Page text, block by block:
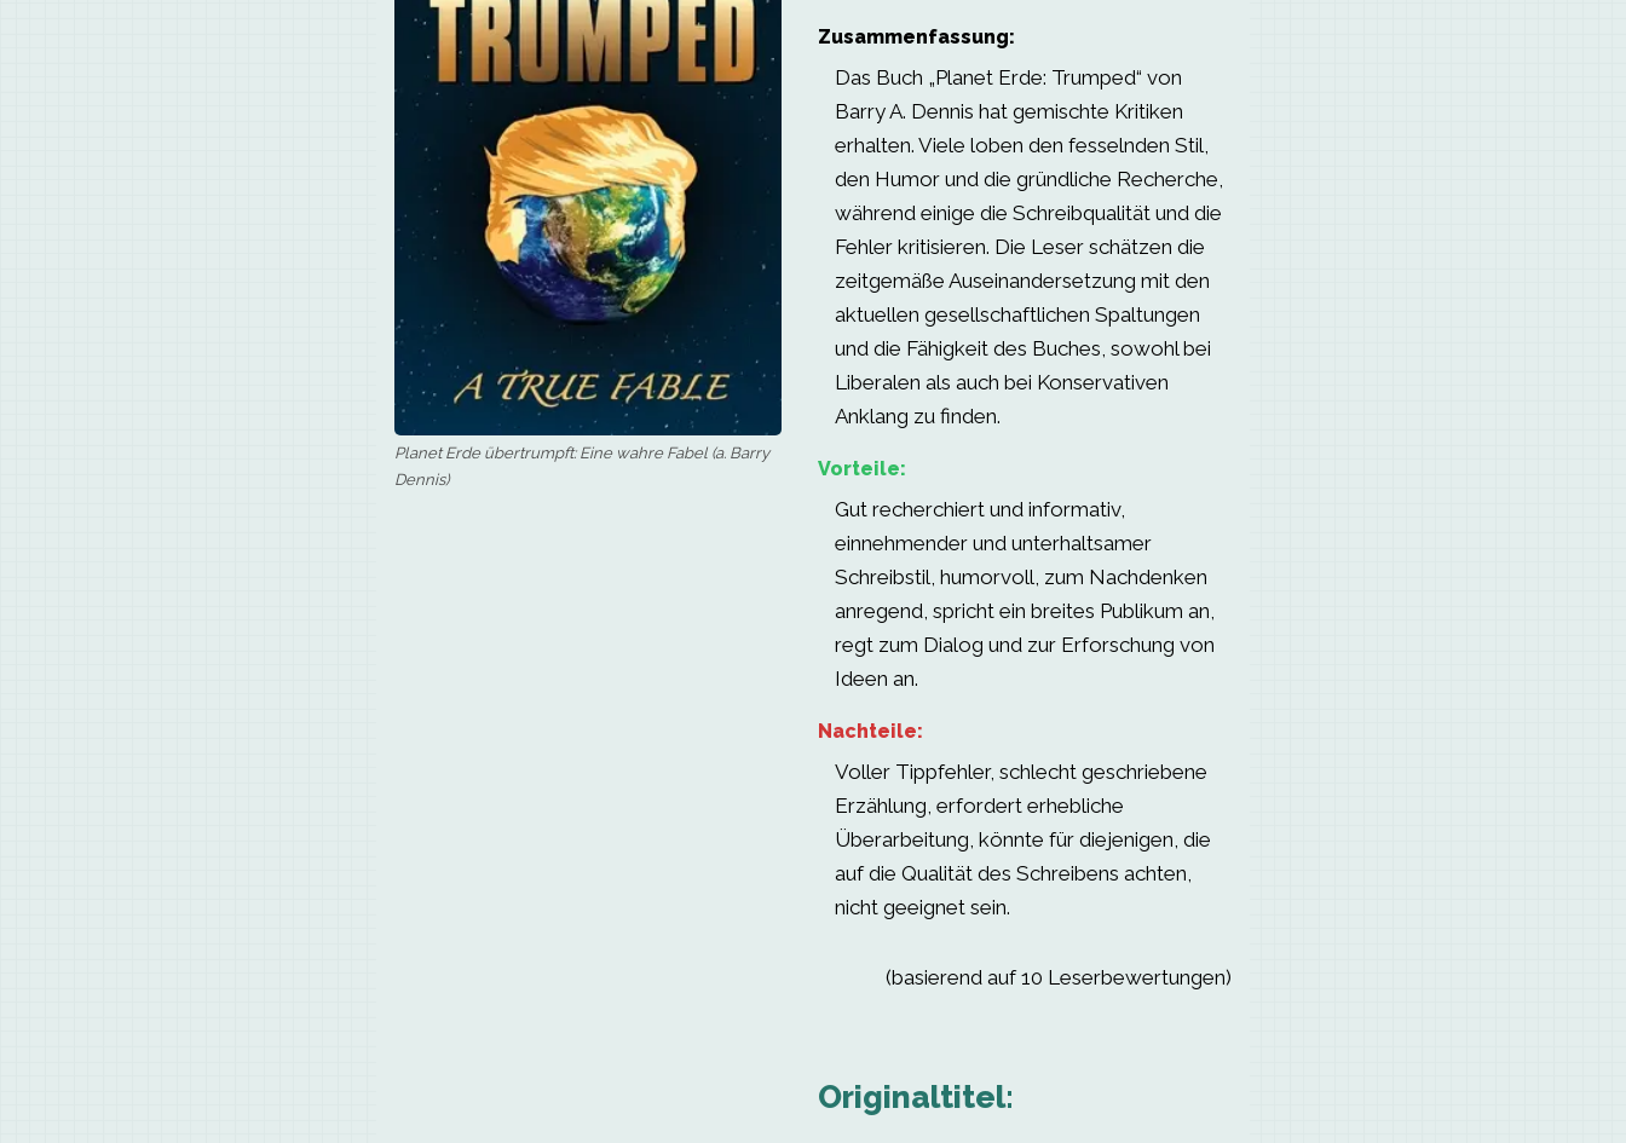
Planet Erde übertrumpft: Eine wahre Fabel (a. Barry
Dennis)
Zusammenfassung:
Das Buch „Planet Erde: Trumped“ von
Barry A. Dennis hat gemischte Kritiken
erhalten. Viele loben den fesselnden Stil,
den Humor und die gründliche Recherche,
während einige die Schreibqualität und die
Fehler kritisieren. Die Leser schätzen die
zeitgemäße Auseinandersetzung mit den
aktuellen gesellschaftlichen Spaltungen
und die Fähigkeit des Buches, sowohl bei
Liberalen als auch bei Konservativen
Anklang zu finden.
Vorteile:
Gut recherchiert und informativ,
einnehmender und unterhaltsamer
Schreibstil, humorvoll, zum Nachdenken
anregend, spricht ein breites Publikum an,
regt zum Dialog und zur Erforschung von
Ideen an.
Nachteile:
Voller Tippfehler, schlecht geschriebene
Erzählung, erfordert erhebliche
Überarbeitung, könnte für diejenigen, die
auf die Qualität des Schreibens achten,
nicht geeignet sein.
(basierend auf 10 Leserbewertungen)
Originaltitel: